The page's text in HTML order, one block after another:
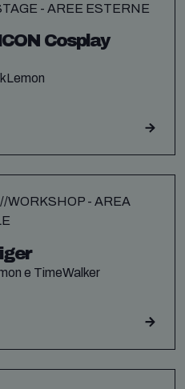
- AREE ESTERNE
Cosplay
WORKSHOP - AREA
e TimeWalker